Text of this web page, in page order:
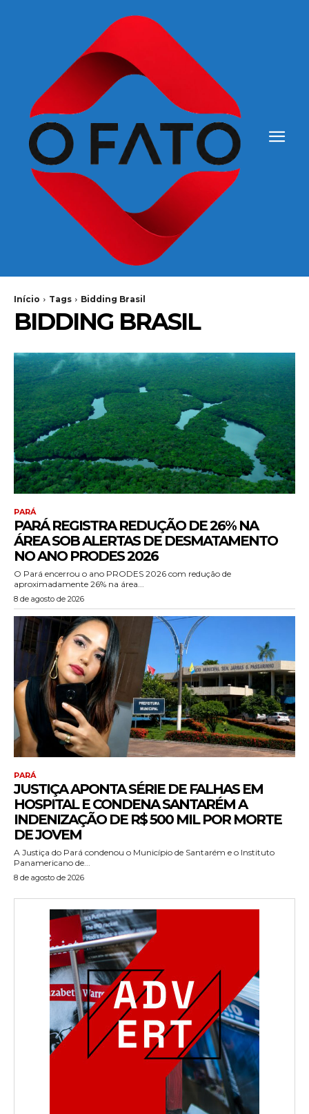
Início Tags Bidding Brasil
BIDDING BRASIL
PARÁ
PARÁ REGISTRA REDUÇÃO DE 26% NA
ÁREA SOB ALERTAS DE DESMATAMENTO
NO ANO PRODES 2026
O Pará encerrou o ano PRODES 2026 com redução de
aproximadamente 26% na área...
8 de agosto de 2026
PARÁ
JUSTIÇA APONTA SÉRIE DE FALHAS EM
HOSPITAL E CONDENA SANTARÉM A
INDENIZAÇÃO DE R$ 500 MIL POR MORTE
DE JOVEM
A Justiça do Pará condenou o Município de Santarém e o Instituto
Panamericano de...
8 de agosto de 2026